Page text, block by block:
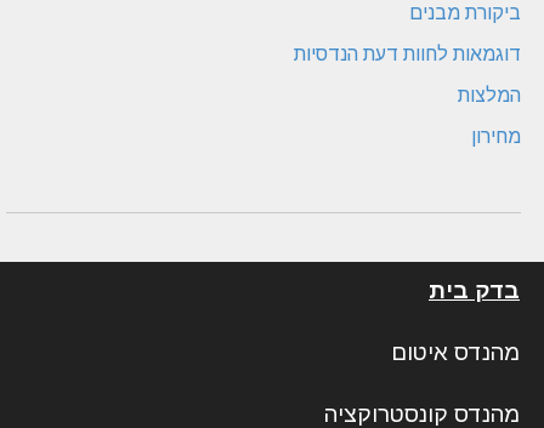
ביקורת מבנים
דוגמאות לחוות דעת הנדסיות
המלצות
מחירון
בדק בית
מהנדס איטום
מהנדס קונסטרוקציה